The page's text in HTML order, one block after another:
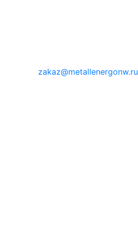
zakaz@metallenergonw.ru